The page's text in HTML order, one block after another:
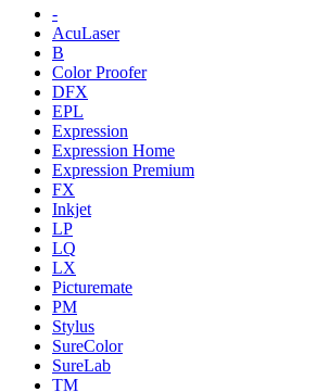
-
AcuLaser
B
Color Proofer
DFX
EPL
Expression
Expression Home
Expression Premium
FX
Inkjet
LP
LQ
LX
Picturemate
PM
Stylus
SureColor
SureLab
TM